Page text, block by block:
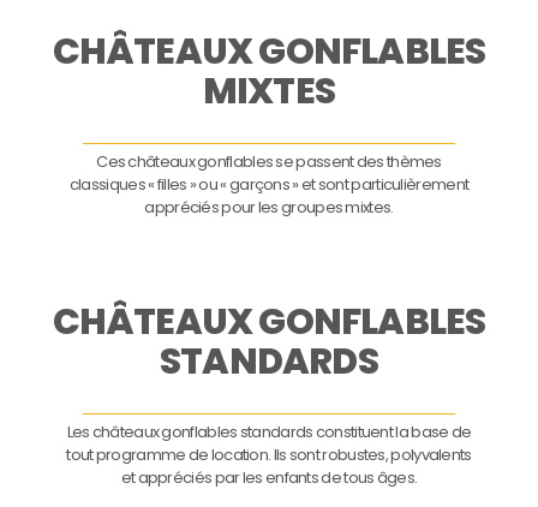
CHÂTEAUX GONFLABLES
MIXTES
Ces châteaux gonflables se passent des thèmes
classiques « filles » ou « garçons » et sont particulièrement
appréciés pour les groupes mixtes.
CHÂTEAUX GONFLABLES
STANDARDS
Les châteaux gonflables standards constituent la base de
tout programme de location. Ils sont robustes, polyvalents
et appréciés par les enfants de tous âges.